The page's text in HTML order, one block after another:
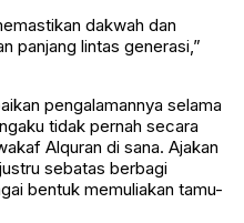
dakwah dan
panjang lintas generasi,”
pengalamannya selama
tidak pernah secara
Alquran di sana. Ajakan
sebatas berbagi
bentuk memuliakan tamu-